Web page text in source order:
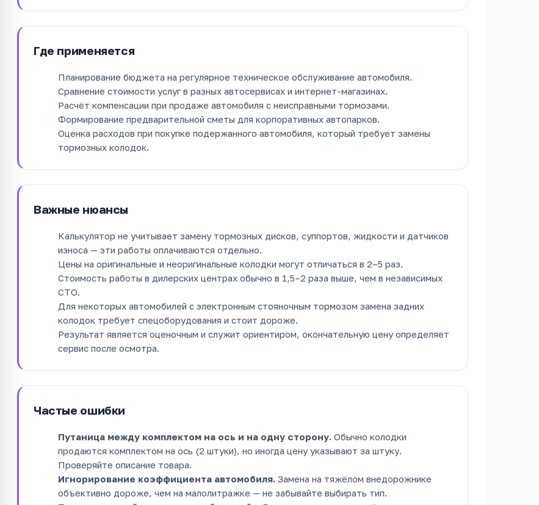
Где применяется
Планирование бюджета на регулярное техническое обслуживание автомобиля.
Сравнение стоимости услуг в разных автосервисах и интернет-магазинах.
Расчёт компенсации при продаже автомобиля с неисправными тормозами.
Формирование предварительной сметы для корпоративных автопарков.
Оценка расходов при покупке подержанного автомобиля, который требует замены
тормозных колодок.
Важные нюансы
Калькулятор не учитывает замену тормозных дисков, суппортов, жидкости и датчиков
износа — эти работы оплачиваются отдельно.
Цены на оригинальные и неоригинальные колодки могут отличаться в 2–5 раз.
Стоимость работы в дилерских центрах обычно в 1,5–2 раза выше, чем в независимых
СТО.
Для некоторых автомобилей с электронным стояночным тормозом замена задних
колодок требует спецоборудования и стоит дороже.
Результат является оценочным и служит ориентиром, окончательную цену определяет
сервис после осмотра.
Частые ошибки
Путаница между комплектом на ось и на одну сторону. Обычно колодки
продаются комплектом на ось (2 штуки), но иногда цену указывают за штуку.
Проверяйте описание товара.
Игнорирование коэффициента автомобиля. Замена на тяжёлом внедорожнике
объективно дороже, чем на малолитражке — не забывайте выбирать тип.